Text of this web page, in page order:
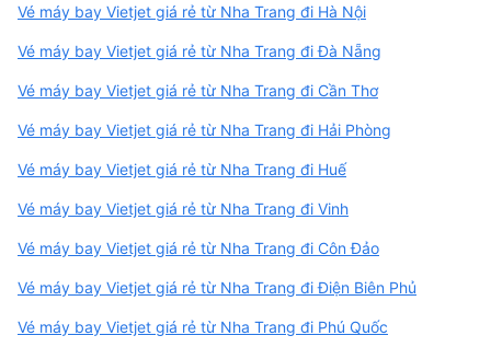
Vé máy bay Vietjet giá rẻ từ Nha Trang đi Hà Nội
Vé máy bay Vietjet giá rẻ từ Nha Trang đi Đà Nẵng
Vé máy bay Vietjet giá rẻ từ Nha Trang đi Cần Thơ
Vé máy bay Vietjet giá rẻ từ Nha Trang đi Hải Phòng
Vé máy bay Vietjet giá rẻ từ Nha Trang đi Huế
Vé máy bay Vietjet giá rẻ từ Nha Trang đi Vinh
Vé máy bay Vietjet giá rẻ từ Nha Trang đi Côn Đảo
Vé máy bay Vietjet giá rẻ từ Nha Trang đi Điện Biên Phủ
Vé máy bay Vietjet giá rẻ từ Nha Trang đi Phú Quốc